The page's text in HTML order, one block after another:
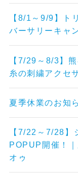
【8/1～9/9】ト
バーサリーキャ
【7/29～8/3】
糸の刺繍アクセ
夏季休業のお知
【7/22～7/28】
POPUP開催！
オゥ